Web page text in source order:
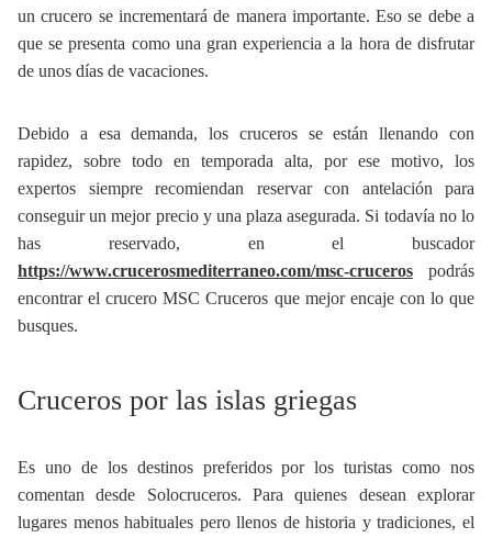
un crucero se incrementará de manera importante. Eso se debe a
que se presenta como una gran experiencia a la hora de disfrutar
de unos días de vacaciones.
Debido a esa demanda, los cruceros se están llenando con
rapidez, sobre todo en temporada alta, por ese motivo, los
expertos siempre recomiendan reservar con antelación para
conseguir un mejor precio y una plaza asegurada. Si todavía no lo
has reservado, en el buscador
https://www.crucerosmediterraneo.com/msc-cruceros podrás
encontrar el crucero MSC Cruceros que mejor encaje con lo que
busques.
Cruceros por las islas griegas
Es uno de los destinos preferidos por los turistas como nos
comentan desde Solocruceros. Para quienes desean explorar
lugares menos habituales pero llenos de historia y tradiciones, el